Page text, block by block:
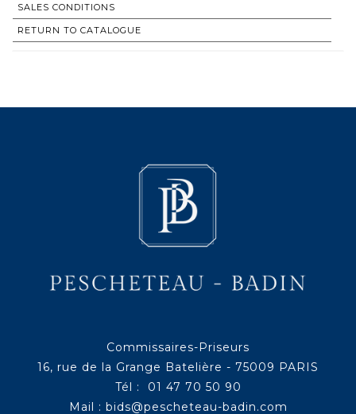
SALES CONDITIONS
RETURN TO CATALOGUE
Commissaires-Priseurs
16, rue de la Grange Batelière - 75009 PARIS
Tél : 01 47 70 50 90
Mail : bids@pescheteau-badin.com